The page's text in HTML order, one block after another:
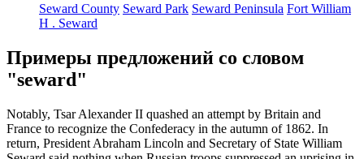
Seward County Seward Park Seward Peninsula Fort William
H . Seward
Примеры предложений со словом
"seward"
Notably, Tsar Alexander II quashed an attempt by Britain and
France to recognize the Confederacy in the autumn of 1862. In
return, President Abraham Lincoln and Secretary of State William